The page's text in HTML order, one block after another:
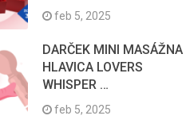
feb 5, 2025
DARČEK MINI MASÁŽNA
HLAVICA LOVERS
WHISPER …
feb 5, 2025